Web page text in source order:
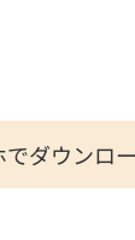
でダウンロ